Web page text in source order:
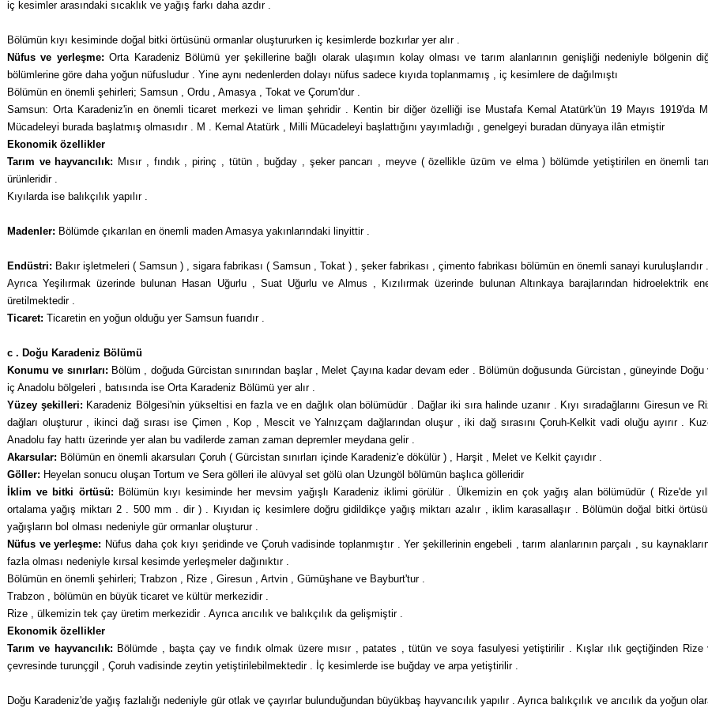
iç kesimler arasındaki sıcaklık ve yağış farkı daha azdır .
Bölümün kıyı kesiminde doğal bitki örtüsünü ormanlar oluştururken iç kesimlerde bozkırlar yer alır .
Nüfus ve yerleşme: Orta Karadeniz Bölümü yer şekillerine bağlı olarak ulaşımın kolay olması ve tarım alanlarının genişliği nedeniyle bölgenin
bölümlerine göre daha yoğun nüfusludur . Yine aynı nedenlerden dolayı nüfus sadece kıyıda toplanmamış , iç kesimlere de dağılmıştı
Bölümün en önemli şehirleri; Samsun , Ordu , Amasya , Tokat ve Çorum'dur .
Samsun: Orta Karadeniz'in en önemli ticaret merkezi ve liman şehridir . Kentin bir diğer özelliği ise Mustafa Kemal Atatürk'ün 19 Mayıs 1919'da
Mücadeleyi burada başlatmış olmasıdır . M . Kemal Atatürk , Milli Mücadeleyi başlattığını yayımladığı , genelgeyi buradan dünyaya ilân etmiştir
Ekonomik özellikler
Tarım ve hayvancılık: Mısır , fındık , pirinç , tütün , buğday , şeker pancarı , meyve ( özellikle üzüm ve elma ) bölümde yetiştirilen en önemli
ürünleridir .
Kıyılarda ise balıkçılık yapılır .
Madenler: Bölümde çıkarılan en önemli ma­den Amasya yakınlarındaki linyittir .
Endüstri: Bakır işletmeleri ( Samsun ) , sigara fabrikası ( Samsun , Tokat ) , şeker fabrikası , çi­mento fabrikası bölümün en önemli sanayi kuru­luşlarıdır .
Ayrıca Yeşilırmak üzerinde bulunan Hasan Uğurlu , Suat Uğurlu ve Almus , Kızılırmak üzerin­de bulunan Altınkaya barajlarından hidroelektrik
üretilmektedir .
Ticaret: Ticaretin en yoğun olduğu yer Samsun fuarıdır .
c . Doğu Karadeniz Bölümü
Konumu ve sınırları: Bölüm , doğuda Gür­cistan sınırından başlar , Melet Çayına kadar de­vam eder . Bölümün doğusunda Gürcistan , güne­yinde Doğu
iç Anadolu bölgeleri , batısında ise Orta Karadeniz Bölümü yer alır .
Yüzey şekilleri: Karadeniz Bölgesi'nin yük­seltisi en fazla ve en dağlık olan bölümüdür . Dağlar iki sıra halinde uzanır . Kıyı sıradağlarını Giresun ve
dağları oluşturur , ikinci dağ sırası ise Çimen , Kop , Mescit ve Yalnızçam dağlarından oluşur , iki dağ sırasını Çoruh-Kelkit vadi oluğu ayırır .
Anadolu fay hattı üzerinde yer alan bu vadilerde zaman zaman depremler meydana gelir .
Akarsular: Bölümün en önemli akarsuları Çoruh ( Gürcistan sınırları içinde Karadeniz'e dö­külür ) , Harşit , Melet ve Kelkit çayıdır .
Göller: Heyelan sonucu oluşan Tortum ve Sera gölleri ile alüvyal set gölü olan Uzungöl bö­lümün başlıca gölleridir
İklim ve bitki örtüsü: Bölümün kıyı kesi­minde her mevsim yağışlı Karadeniz iklimi görü­lür . Ülkemizin en çok yağış alan bölümüdür ( Ri­ze'de
ortalama yağış miktarı 2 . 500 mm . dir ) . Kıyıdan iç kesimlere doğru gidildikçe yağış miktarı azalır , iklim karasallaşır . Bölümün doğal bitki
yağışların bol olması nedeniyle gür ormanlar oluşturur .
Nüfus ve yerleşme: Nüfus daha çok kıyı şe­ridinde ve Çoruh vadisinde toplanmıştır . Yer şe­killerinin engebeli , tarım alanlarının parçalı , su
fazla olması nedeniyle kırsal kesim­de yerleşmeler dağınıktır .
Bölümün en önemli şehirleri; Trabzon , Rize , Giresun , Artvin , Gümüşhane ve Bayburt'tur .
Trabzon , bölümün en büyük ticaret ve kültür merkezidir .
Rize , ülkemizin tek çay üretim merkezidir . Ayrıca arıcılık ve balıkçılık da gelişmiştir .
Ekonomik özellikler
Tarım ve hayvancılık: Bölümde , başta çay ve fındık olmak üzere mısır , patates , tütün ve so­ya fasulyesi yetiştirilir . Kışlar ılık geçtiğinden Rize
çevresinde turunçgil , Çoruh vadisinde zeytin yetiştirilebilmektedir . İç kesimlerde ise buğday ve arpa yetiştirilir .
Doğu Karadeniz'de yağış fazlalığı nedeniyle gür otlak ve çayırlar bulunduğundan büyükbaş hayvancılık yapılır . Ayrıca balıkçılık ve arıcılık da yoğun